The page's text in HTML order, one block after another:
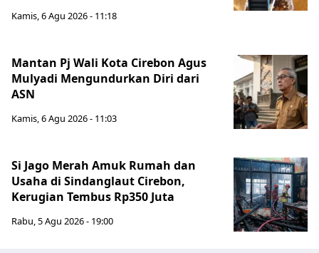
Kamis, 6 Agu 2026 - 11:18
Mantan Pj Wali Kota Cirebon Agus
Mulyadi Mengundurkan Diri dari
ASN
Kamis, 6 Agu 2026 - 11:03
Si Jago Merah Amuk Rumah dan
Usaha di Sindanglaut Cirebon,
Kerugian Tembus Rp350 Juta
Rabu, 5 Agu 2026 - 19:00